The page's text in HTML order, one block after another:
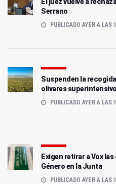
Serrano
PUBLICADO AYER A LAS
Suspenden la
olivares
PUBLICADO AYER A LAS
Exigen retirar a Vox
Género en la Junta
PUBLICADO AYER A LAS